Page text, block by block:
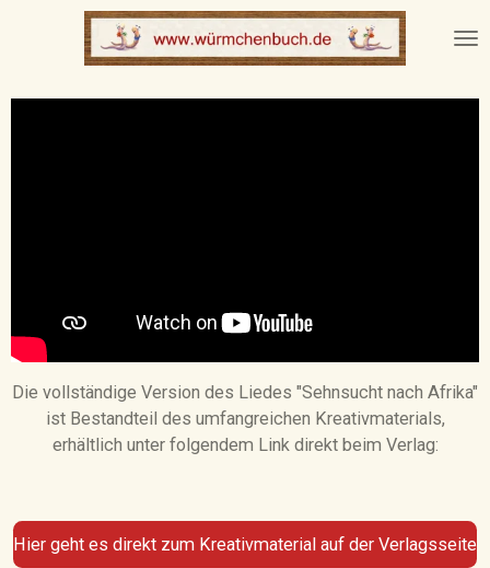
Hauptinhalt
Die vollständige Version des Liedes "Sehnsucht nach Afrika"
ist Bestandteil des umfangreichen Kreativmaterials,
erhältlich unter folgendem Link direkt beim Verlag:
Hier geht es direkt zum Kreativmaterial auf der Verlagsseite